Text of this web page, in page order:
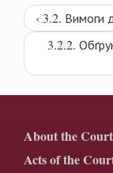
‹ 3.2. Вимоги
3.2.2.
About the Court
Acts of the